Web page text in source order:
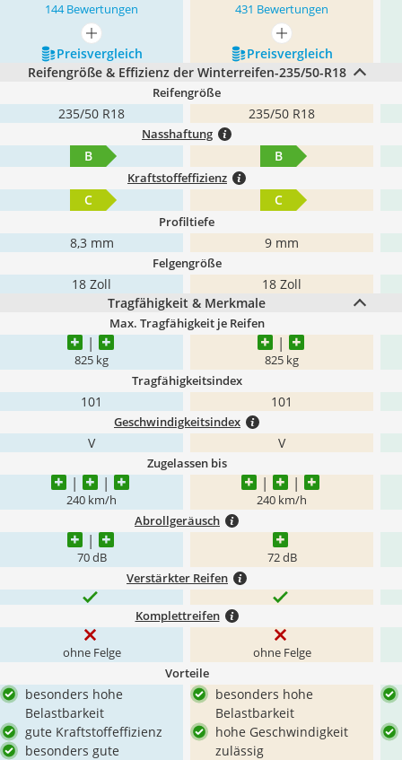
144 Bewertungen 431 Bewertungen
mehr anzeigen
mehr anzeigen
Preis­vergleich
Preis­vergleich
Reifengröße & Effizienz der Winterreifen-235/50-R18
Reifengröße
235/50 R18 235/50 R18
Nasshaftung
B B
Kraftstoffeffizienz
C C
Profiltiefe
8,3 mm 9 mm
Felgengröße
18 Zoll
18 Zoll
Tragfähigkeit & Merkmale
Max. Tragfähigkeit je Reifen
825 kg 825 kg
Tragfähigkeitsindex
101 101
Geschwindigkeitsindex
V V
Zugelassen bis
240 km/h 240 km/h
Abrollgeräusch
70 dB 72 dB
Verstärkter Reifen
Komplettreifen
ohne Felge ohne Felge
Vorteile
besonders hohe
Belastbarkeit
gute Kraftstoffeffizienz
besonders gute
besonders hohe
Belastbarkeit
hohe Geschwindigkeit
zulässig